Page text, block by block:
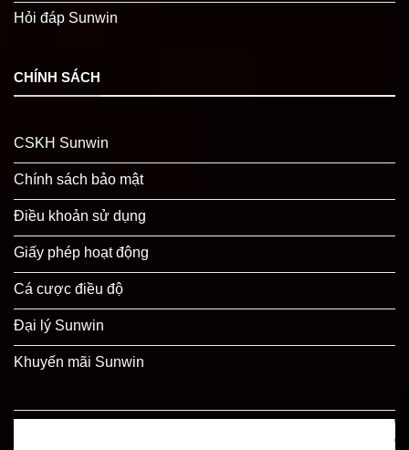
Hỏi đáp Sunwin
CHÍNH SÁCH
CSKH Sunwin
Chính sách bảo mật
Điều khoản sử dụng
Giấy phép hoạt động
Cá cược điều độ
Đại lý Sunwin
Khuyến mãi Sunwin